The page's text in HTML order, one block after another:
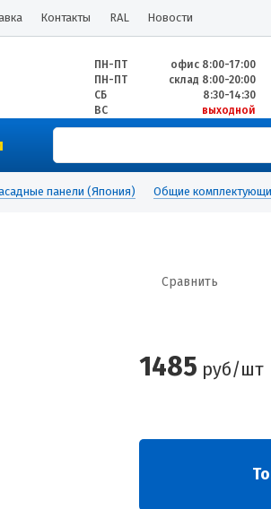
Контакты RAL Новости
ПН-ПТ
офис 8:00-17:00
ПН-ПТ
склад 8:00-20:00
СБ
8:30-14:30
ВС
выходной
панели (Япония) Общие
Сравнить
1485 руб/шт